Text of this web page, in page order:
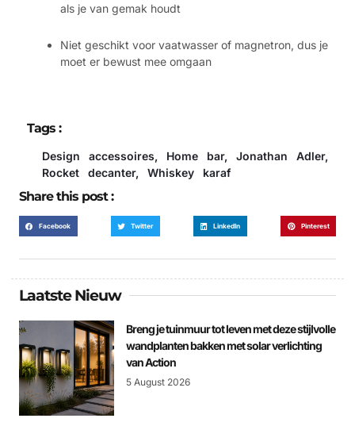
als je van gemak houdt
Niet geschikt voor vaatwasser of magnetron, dus je
moet er bewust mee omgaan
Design accessoires, Home bar, Jonathan Adler,
Rocket decanter, Whiskey karaf
Tags :
Share this post :
Facebook Twitter LinkedIn Pinterest
Laatste Nieuw
Breng je tuinmuur tot leven met deze stijlvolle
wandplanten bakken met solar verlichting
van Action
5 August 2026